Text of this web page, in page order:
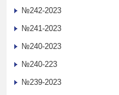
№242-2023
№241-2023
№240-2023
№240-223
№239-2023